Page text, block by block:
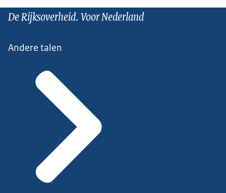
De Rijksoverheid. Voor Nederland
Andere talen